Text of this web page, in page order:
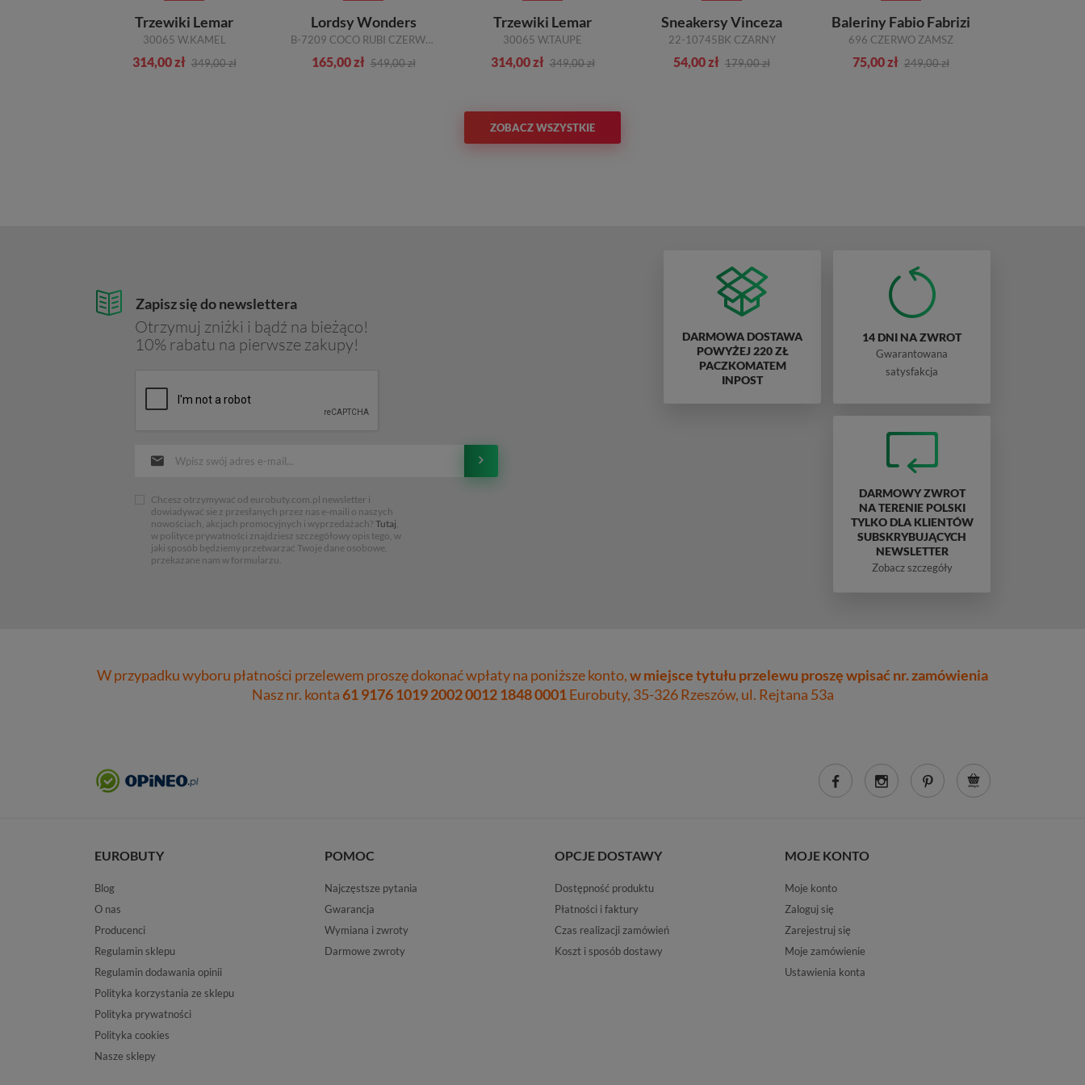
Trzewiki Lemar
30065 W.KAMEL
314,00 zł 349,00 zł
Lordsy Wonders
B-7209 COCO RUBI CZERWONY
165,00 zł 549,00 zł
Trzewiki Lemar
30065 W.TAUPE
314,00 zł 349,00 zł
Sneakersy Vinceza
22-10745BK CZARNY
54,00 zł 179,00 zł
Baleriny Fabio Fabrizi
696 CZERWO ZAMSZ
75,00 zł 249,00 zł
ZOBACZ WSZYSTKIE
Zapisz się do newslettera
Otrzymuj zniżki i bądź na bieżąco!
10% rabatu na pierwsze zakupy!
Chcesz otrzymywać od eurobuty.com.pl newsletter i
dowiadywać sie z przesłanych przez nas e-maili o naszych
nowościach, akcjach promocyjnych i wyprzedażach? Tutaj
w polityce prywatności znajdziesz szczegółowy opis tego, w
jaki sposób będziemy przetwarzać Twoje dane osobowe,
przekazane nam w formularzu.
DARMOWA DOSTAWA
POWYŻEJ 220 ZŁ
PACZKOMATEM
INPOST
14 DNI NA ZWROT
Gwarantowana
satysfakcja
DARMOWY ZWROT
NA TERENIE POLSKI
TYLKO DLA KLIENTÓW
SUBSKRYBUJĄCYCH
NEWSLETTER
Zobacz szczegóły
W przypadku wyboru płatności przelewem proszę dokonać wpłaty na poniższe konto,w miejsce tytułu przelewu proszę wpisać nr. zamówienia
Nasz nr. konta61 9176 1019 2002 0012 1848 0001Eurobuty, 35-326 Rzeszów, ul. Rejtana 53a
EUROBUTY
Blog
O nas
Producenci
Regulamin sklepu
Regulamin dodawania opinii
Polityka korzystania ze sklepu
Polityka prywatności
Polityka cookies
Nasze sklepy
POMOC
Najczęstsze pytania
Gwarancja
Wymiana i zwroty
Darmowe zwroty
OPCJE DOSTAWY
Dostępność produktu
Płatności i faktury
Czas realizacji zamówień
Koszt i sposób dostawy
MOJE KONTO
Moje konto
Zaloguj się
Zarejestruj się
Moje zamówienie
Ustawienia konta